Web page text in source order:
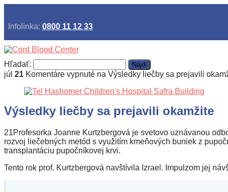
Infolinka: 0800 11 12 33
Hľadať:
júl 21 Komentáre vypnuté na Výsledky liečby sa prejavili
Výsledky liečby sa prejavili okamžite
21Profesorka Joanne Kurtzbergová je svetovo uznávanou
rozvoj liečebných metód s využitím kmeňových buniek z
transplantáciu pupočníkovej krvi.
Tento rok prof. Kurtzbergová navštívila Izrael. Impulzom jej